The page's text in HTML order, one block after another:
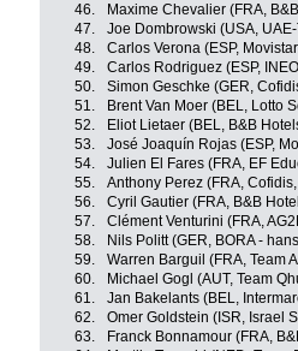
46.
Maxime Chevalier (FRA,
47.
Joe Dombrowski (USA,
48.
Carlos Verona (ESP,
49.
Carlos Rodriguez (ESP,
50.
Simon Geschke (GER,
51.
Brent Van Moer (BEL, Lotto
52.
Eliot Lietaer (BEL, B&B
53.
José Joaquín Rojas (ESP,
54.
Julien El Fares (FRA, EF
55.
Anthony Perez (FRA,
56.
Cyril Gautier (FRA, B&B
57.
Clément Venturini (FRA,
58.
Nils Politt (GER, BORA -
59.
Warren Barguil (FRA, Team
60.
Michael Gogl (AUT, Team
61.
Jan Bakelants (BEL,
62.
Omer Goldstein (ISR, Israel
63.
Franck Bonnamour (FRA,